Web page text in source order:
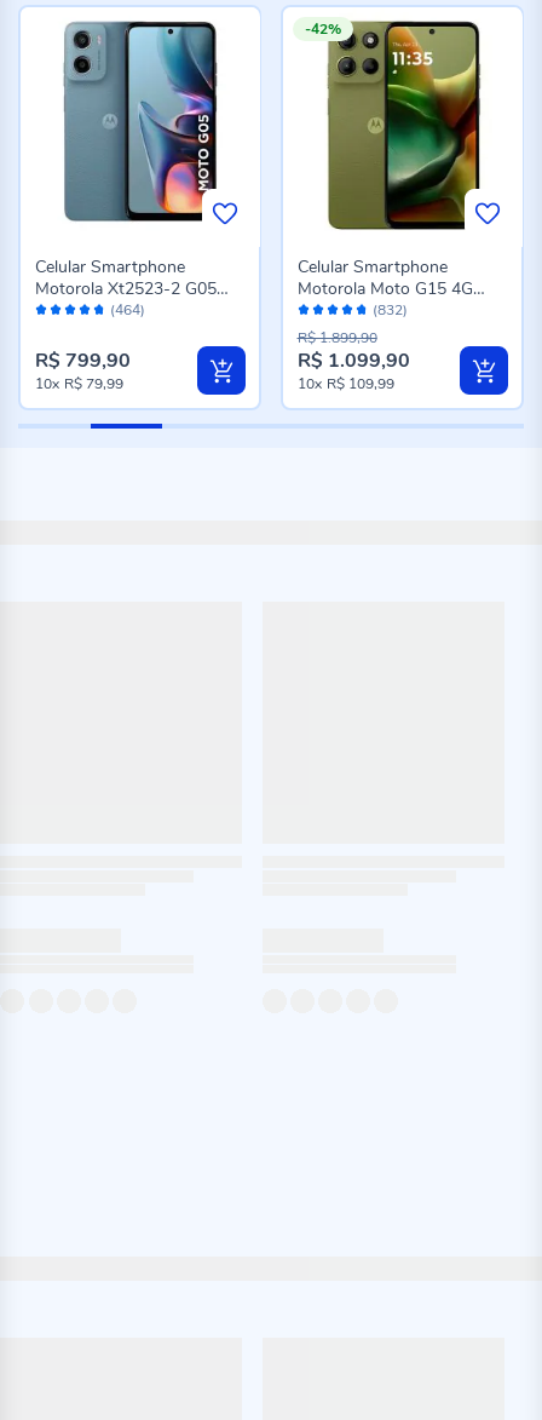
Avaliação: (464)
Celular Smartphone
Motorola Xt2523-2 G05
128Gb - CINZA
R$ 799,90
10x R$ 79,99
-42%
Avaliação:
94%
(832)
Celular Smartphone
Motorola Moto G15 4G
256Gb 4Gb Ram - Verde
Preço
especial
R$ 1.099,90
R$ 1.899,90
10x R$ 109,99